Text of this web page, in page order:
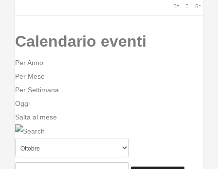
Calendario eventi
Per Anno
Per Mese
Per Settimana
Oggi
Salta al mese